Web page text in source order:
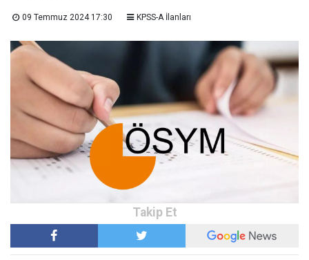
09 Temmuz 2024 17:30 KPSS-A İlanları